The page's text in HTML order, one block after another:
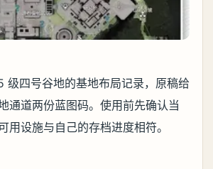
级四号谷地的基地布局记录，原稿给
通道两份蓝图码。使用前先确认当
用设施与自己的存档进度相符。